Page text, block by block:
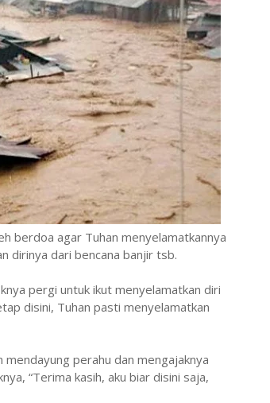
berdoa agar Tuhan menyelamatkannya
dirinya dari bencana banjir tsb.
pergi untuk ikut menyelamatkan diri
disini, Tuhan pasti menyelamatkan
perahu dan mengajaknya
“Terima kasih, aku biar disini saja,